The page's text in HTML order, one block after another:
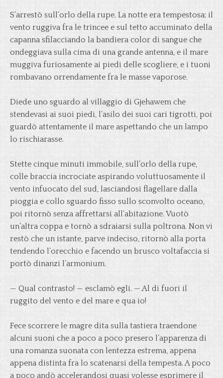
S’arrestò sull’orlo della rupe. La notte era tempestosa; il
vento ruggiva fra le trincee e sul tetto accuminato della
capanna sfilacciando la bandiera color di sangue che
ondeggiava sulla cima di una grande antenna, e il mare
muggiva furiosamente ai piedi delle scogliere, e i tuoni
rombavano orrendamente fra le masse vaporose.
Diede uno sguardo al villaggio di Gjehawem che
stendevasi ai suoi piedi, l’asilo dei suoi cari tigrotti, poi
guardò attentamente il mare aspettando che un lampo
lo rischiarasse.
Stette cinque minuti immobile, sull’orlo della rupe,
colle braccia incrociate aspirando voluttuosamente il
vento infuocato del sud, lasciandosi flagellare dalla
pioggia e collo sguardo fisso sullo sconvolto oceano,
poi ritornò senza affrettarsi all’abitazione. Vuotò
un’altra coppa e tornò a sdraiarsi sulla poltrona. Non vi
restò che un istante, parve indeciso, ritornò alla porta
tendendo l’orecchio e facendo un brusco voltafaccia si
portò dinanzi l’armonium.
— Qual contrasto! — esclamò egli. — Al di fuori il
ruggito del vento e del mare e qua io!
Fece scorrere le magre dita sulla tastiera traendone
alcuni suoni che a poco a poco presero l’apparenza di
una romanza suonata con lentezza estrema, appena
appena distinta fra lo scatenarsi della tempesta. A poco
a poco andò accelerandosi quasi volesse esprimere il